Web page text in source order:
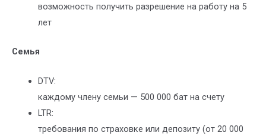
возможность получить разрешение на работу на 5
лет
Семья
DTV:
каждому члену семьи — 500 000 бат на счету
LTR:
требования по страховке или депозиту (от 20 000